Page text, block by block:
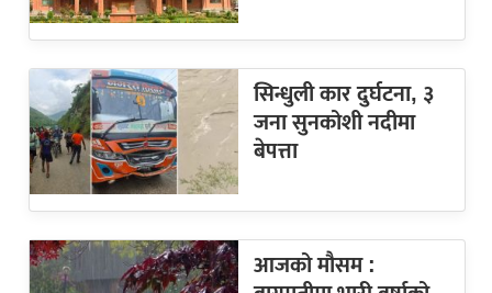
सिन्धुली कार दुर्घटना, ३
जना सुनकोशी नदीमा
बेपत्ता
आजको मौसम :